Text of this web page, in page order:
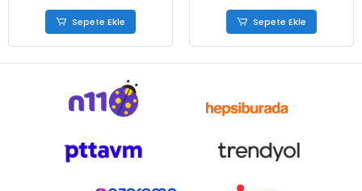
Sepete Ekle Sepete Ekle